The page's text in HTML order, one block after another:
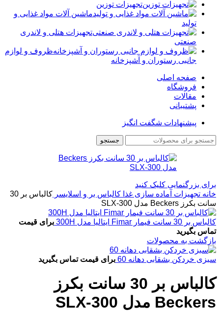
تجهیزات توزین
ماشین آلات مواد غذایی و
تولید
تجهیزات هتلی و لاندری
صنعتی
ظروف و لوازم
جانبی رستوران و آشپزخانه
صفحه اصلی
فروشگاه
مقالات
پشتیبانی
پیشنهادات شگفت انگیز
جستجو
برای بزرگنمایی کلیک کنید
خانه تجهیزات آماده سازی غذا کالباس بر و اسلایسر
کالباس بر 30
سانت بکرز Beckers مدل SLX-300
کالباس بر 30 سانت فیمار Fimar ایتالیا مدل 300H
برای قیمت
تماس بگیرید
بازگشت به محصولات
سبزی خردکن بشقابی دهانه 60 برای قیمت تماس بگیرید
کالباس بر 30 سانت بکرز
Beckers مدل SLX-300